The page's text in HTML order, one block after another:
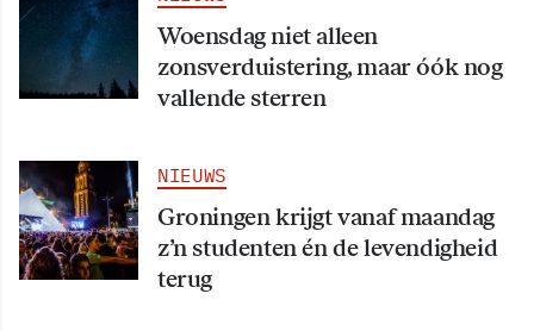
Woensdag niet alleen
zonsverduistering, maar óók nog
vallende sterren
NIEUWS
Groningen krijgt vanaf maandag
z’n studenten én de levendigheid
terug